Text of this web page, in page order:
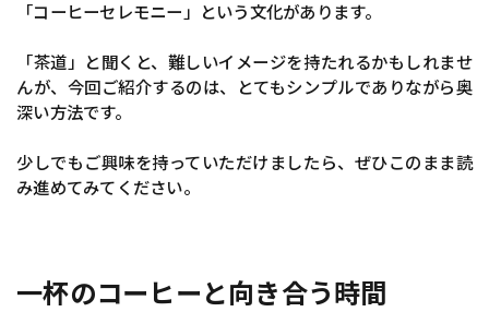
「コーヒーセレモニー」という文化があります。
「茶道」と聞くと、難しいイメージを持たれるかもしれませ
んが、今回ご紹介するのは、とてもシンプルでありながら奥
深い方法です。
少しでもご興味を持っていただけましたら、ぜひこのまま読
み進めてみてください。
一杯のコーヒーと向き合う時間